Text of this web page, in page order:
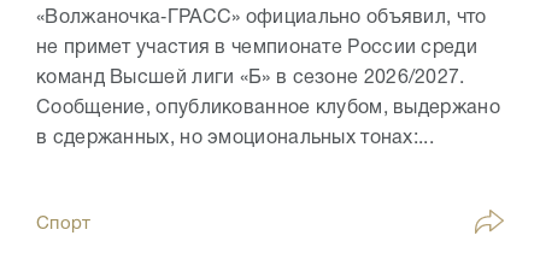
«Волжаночка‑ГРАСС» официально объявил, что
не примет участия в чемпионате России среди
команд Высшей лиги «Б» в сезоне 2026/2027.
Сообщение, опубликованное клубом, выдержано
в сдержанных, но эмоциональных тонах:...
Спорт